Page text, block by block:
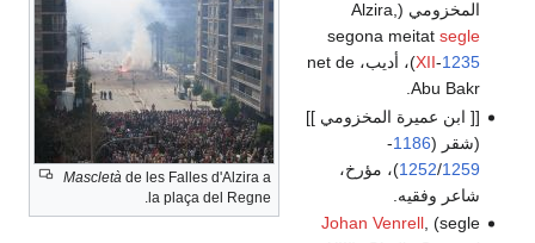
Mascletàde les Falles
la plaça del